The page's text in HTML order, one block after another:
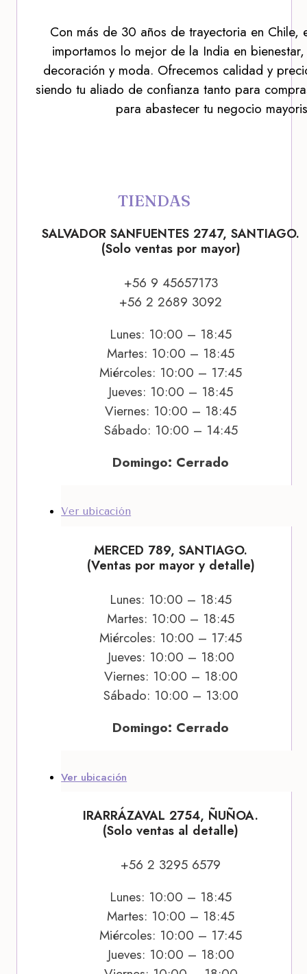
Con más de 30 años de trayectoria en Chile,
importamos lo mejor de la India en
decoración y moda. Ofrecemos calidad y
siendo tu aliado de confianza tanto para
para abastecer tu negocio
TIENDAS
SALVADOR SANFUENTES 2747, SANTIAGO.
(Solo ventas por mayor)
+56 9 45657173
+56 2 2689 3092
Lunes: 10:00 – 18:45
Martes: 10:00 – 18:45
Miércoles: 10:00 – 17:45
Jueves: 10:00 – 18:45
Viernes: 10:00 – 18:45
Sábado: 10:00 – 14:45
Domingo: Cerrado
Ver ubicación
MERCED 789, SANTIAGO.
(Ventas por mayor y detalle)
Lunes: 10:00 – 18:45
Martes: 10:00 – 18:45
Miércoles: 10:00 – 17:45
Jueves: 10:00 – 18:00
Viernes: 10:00 – 18:00
Sábado: 10:00 – 13:00
Domingo: Cerrado
Ver ubicación
IRARRÁZAVAL 2754, ÑUÑOA.
(Solo ventas al detalle)
+56 2 3295 6579
Lunes: 10:00 – 18:45
Martes: 10:00 – 18:45
Miércoles: 10:00 – 17:45
Jueves: 10:00 – 18:00